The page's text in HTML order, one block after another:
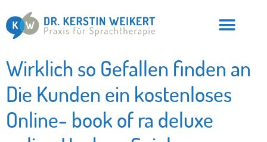
Wirklich so Gefallen finden an
Die Kunden ein kostenloses
Online- book of ra deluxe